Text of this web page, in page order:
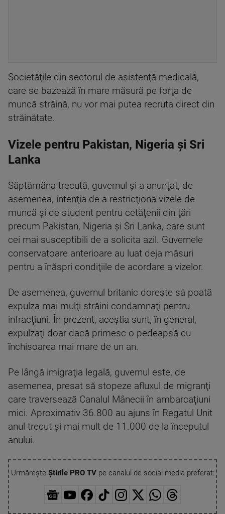
Societăţile din sectorul de asistenţă medicală,
care se bazează în mare măsură pe forţa de
muncă străină, nu vor mai putea recruta direct din
străinătate.
Vizele pentru Pakistan, Nigeria şi Sri
Lanka
Săptămâna trecută, guvernul şi-a anunţat, de
asemenea, intenţia de a restricţiona vizele de
muncă şi de student pentru cetăţenii din ţări
precum Pakistan, Nigeria şi Sri Lanka, care sunt
cei mai susceptibili de a solicita azil. Guvernele
conservatoare anterioare au luat deja măsuri
pentru a înăspri condiţiile de acordare a vizelor.
De asemenea, guvernul britanic doreşte să poată
expulza mai mulţi străini condamnaţi pentru
infracţiuni. În prezent, aceştia sunt, în general,
expulzaţi doar dacă primesc o pedeapsă cu
închisoarea mai mare de un an.
Pe lângă imigraţia legală, guvernul este, de
asemenea, presat să stopeze afluxul de migranţi
care traversează Canalul Mânecii în ambarcaţiuni
mici. Aproximativ 36.800 au ajuns în Regatul Unit
anul trecut şi mai mult de 11.000 de la începutul
anului.
Urmărește Știrile PRO TVpe canalul de social media preferat: